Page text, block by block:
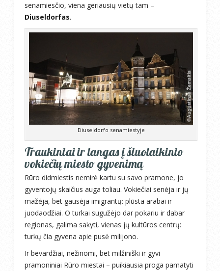
senamiesčio, viena geriausių vietų tam –
Diuseldorfas.
Diuseldorfo senamiestyje
Traukiniai ir langas į šiuolaikinio
vokiečių miesto gyvenimą
Rūro didmiestis nemirė kartu su savo pramone, jo
gyventojų skaičius auga toliau. Vokiečiai senėja ir jų
mažėja, bet gausėja imigrantų: plūsta arabai ir
juodaodžiai. O turkai sugužėjo dar pokariu ir dabar
regionas, galima sakyti, vienas jų kultūros centrų:
turkų čia gyvena apie pusė milijono.
Ir bevardžiai, nežinomi, bet milžiniški ir gyvi
pramoniniai Rūro miestai – puikiausia proga pamatyti